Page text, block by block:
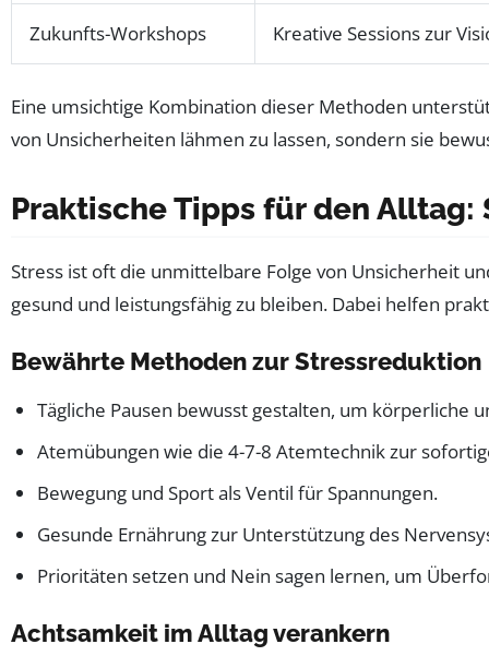
Zukunfts-Workshops Kreative Sessions zur
Eine umsichtige Kombination dieser Methoden
von Unsicherheiten lähmen zu lassen, sondern sie
Praktische Tipps für den
Stress ist oft die unmittelbare Folge von Unsicherheit
gesund und leistungsfähig zu bleiben. Dabei helfen
Bewährte Methoden zur Stressreduktion
Tägliche Pausen bewusst gestalten, um körperliche
Atemübungen wie die 4-7-8 Atemtechnik zur
Bewegung und Sport als Ventil für Spannungen.
Gesunde Ernährung zur Unterstützung des
Prioritäten setzen und Nein sagen lernen, um
Achtsamkeit im Alltag verankern